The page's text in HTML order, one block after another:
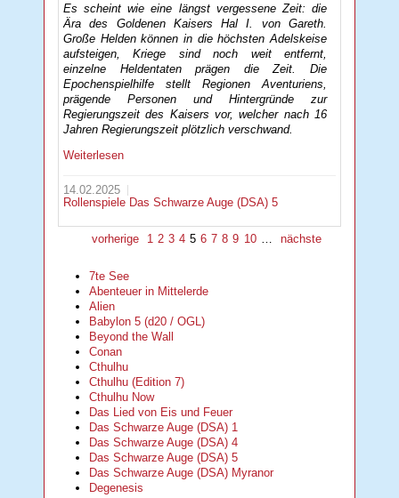
Es scheint wie eine längst vergessene Zeit: die
Ära des Goldenen Kaisers Hal I. von Gareth.
Große Helden können in die höchsten Adelskeise
aufsteigen, Kriege sind noch weit entfernt,
einzelne Heldentaten prägen die Zeit. Die
Epochenspielhilfe stellt Regionen Aventuriens,
prägende Personen und Hintergründe zur
Regierungszeit des Kaisers vor, welcher nach 16
Jahren Regierungszeit plötzlich verschwand.
Weiterlesen
14.02.2025
Rollenspiele Das Schwarze Auge (DSA) 5
vorherige 1 2 3 4 5 6 7 8 9 10 nächste
7te See
Abenteuer in Mittelerde
Alien
Babylon 5 (d20 / OGL)
Beyond the Wall
Conan
Cthulhu
Cthulhu (Edition 7)
Cthulhu Now
Das Lied von Eis und Feuer
Das Schwarze Auge (DSA) 1
Das Schwarze Auge (DSA) 4
Das Schwarze Auge (DSA) 5
Das Schwarze Auge (DSA) Myranor
Degenesis